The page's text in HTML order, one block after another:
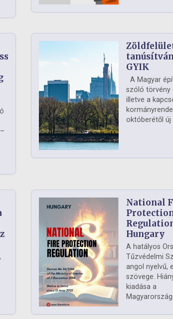
GYIK
A Magyar
szóló törvény
illetve a
októberétől új
National
Hungary
A hatályos
Tűzvédelmi
angol nyelvű,
szövege.
kiadása a